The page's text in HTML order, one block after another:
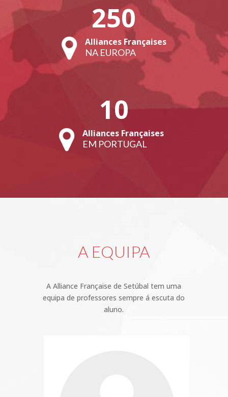
250
Alliances Françaises
NA EUROPA
10
Alliances Françaises
EM PORTUGAL
A EQUIPA
A Alliance Française de Setúbal tem uma
equipa de professores sempre á escuta do
aluno.